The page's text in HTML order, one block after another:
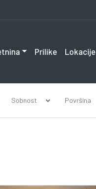
Prilike Lokacije
Sobnost Površina